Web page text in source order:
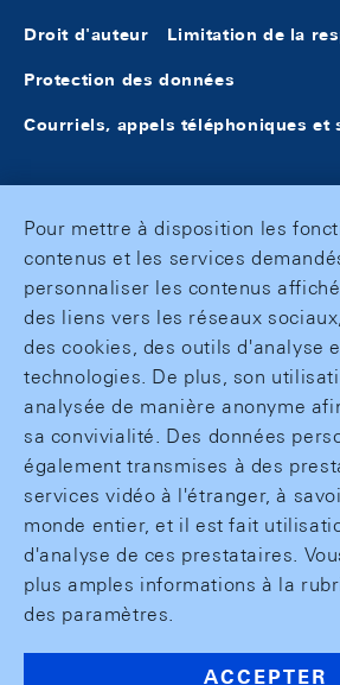
Droit d'auteur Limitation de la
Protection des données
Courriels, appels téléphoniques et
Pour mettre à disposition les
contenus et les services
personnaliser les contenus
des liens vers les réseaux
des cookies, des outils d'analyse
technologies. De plus, son
analysée de manière anonyme
sa convivialité. Des données
également transmises à des
services vidéo à l'étranger, à
monde entier, et il est fait
d'analyse de ces prestataires.
plus amples informations à la
des paramètres.
ACCEPTER